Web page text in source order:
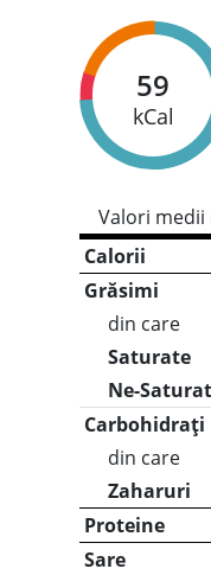
59
kCal
Valori
Calorii
Grăsimi
din care
Saturate
Ne-
Carbohidrați
din care
Zaharuri
Proteine
Sare